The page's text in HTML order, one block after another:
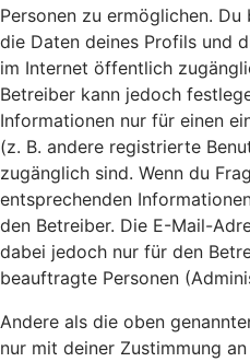
Personen zu ermöglichen.
die Daten deines Profils und
im Internet öffentlich
Betreiber kann jedoch
Informationen nur für einen
(z. B. andere registrierte
zugänglich sind. Wenn du
entsprechenden
den Betreiber. Die E-Mail-
dabei jedoch nur für den
beauftragte Personen
Andere als die oben
nur mit deiner Zustimmung